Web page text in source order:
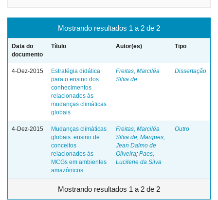
Mostrando resultados 1 a 2 de 2
Data do
documento
Título Autor(es) Tipo
4-Dez-2015
Estratégia didática
para o ensino dos
conhecimentos
relacionados às
mudanças climáticas
globais
Freitas, Marciléa
Silva de
Dissertação
4-Dez-2015
Mudanças climáticas
globais: ensino de
conceitos
relacionados às
MCGs em ambientes
amazônicos
Freitas, Marciléa
Silva de; Marques,
Jean Dalmo de
Oliveira; Paes,
Lucilene da Silva
Outro
Mostrando resultados 1 a 2 de 2